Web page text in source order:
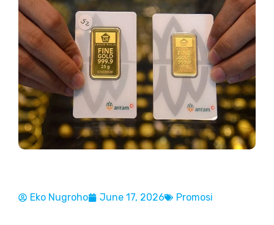
Eko Nugroho June 17, 2026 Promosi